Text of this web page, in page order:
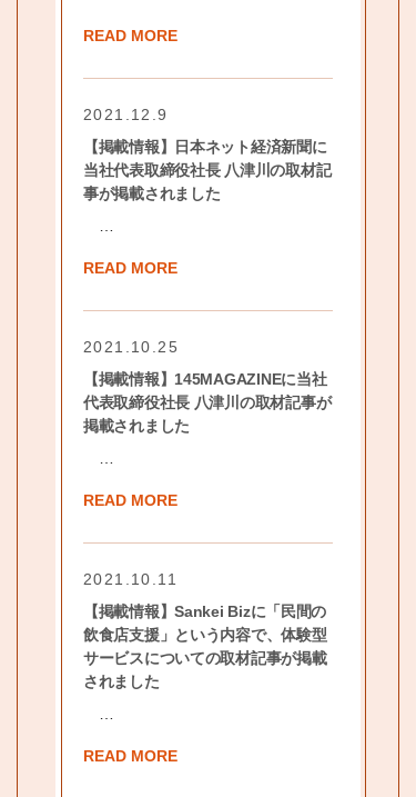
READ MORE
2021.12.9
【掲載情報】日本ネット経済新聞に
当社代表取締役社長 八津川の取材記
事が掲載されました
READ MORE
2021.10.25
【掲載情報】145MAGAZINEに当社
代表取締役社長 八津川の取材記事が
掲載されました
READ MORE
2021.10.11
【掲載情報】Sankei Bizに「民間の
飲食店支援」という内容で、体験型
サービスについての取材記事が掲載
されました
READ MORE